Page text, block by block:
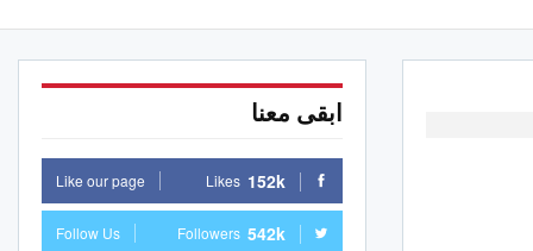
ابقى معنا
152k
Likes
Like our page
542k
Followers
Follow Us